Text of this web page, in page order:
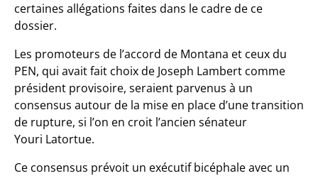
certaines allégations faites dans le cadre de ce
dossier.
Les promoteurs de l’accord de Montana et ceux du
PEN, qui avait fait choix de Joseph Lambert comme
président provisoire, seraient parvenus à un
consensus autour de la mise en place d’une transition
de rupture, si l’on en croit l’ancien sénateur
Youri Latortue.
Ce consensus prévoit un exécutif bicéphale avec un